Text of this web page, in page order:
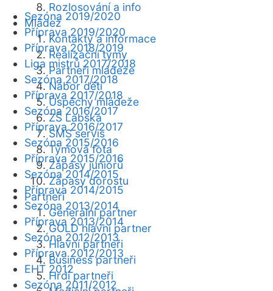
Rozlosování a info
Mládež
Kontakty a informace
Realizační týmy
Partneři mládeže
Nábor dětí
Úspěchy mládeže
ZŠ Labská
SMS servis
Týmová fota
Zápasy juniorů
Zápasy dorostu
Partneři
Generální partner
GOLD hlavní partner
Hlavní partneři
Business partneři
Hrdí partneři
Sezóna 2019/2020
Příprava 2019/2020
Příprava 2018/2019
Liga mistrů 2017/2018
Sezóna 2017/2018
Příprava 2017/2018
Sezóna 2016/2017
Příprava 2016/2017
Sezóna 2015/2016
Příprava 2015/2016
Sezóna 2014/2015
Příprava 2014/2015
Sezóna 2013/2014
Příprava 2013/2014
Sezóna 2012/2013
Příprava 2012/2013
EHT 2012
Sezóna 2011/2012